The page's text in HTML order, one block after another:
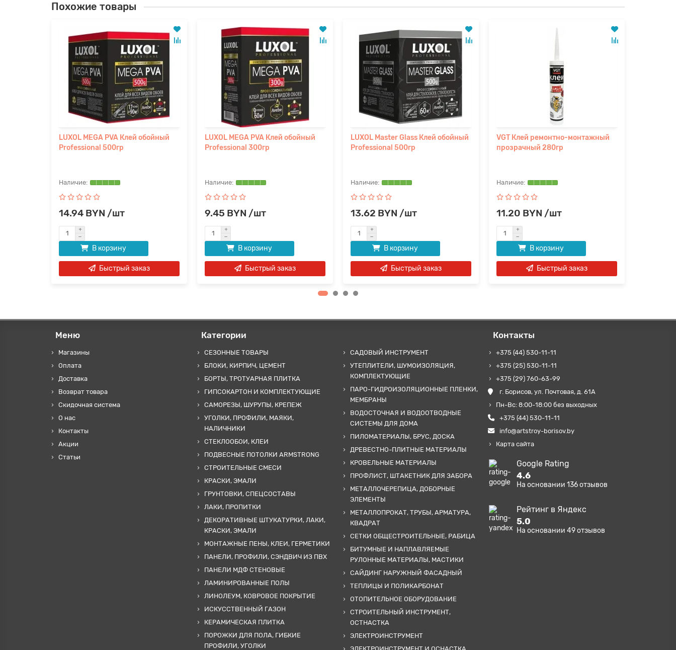
Похожие товары
LUXOL MEGA PVA Клей обойный
Professional 500гр
14.94 BYN /шт
В корзину
Быстрый заказ
LUXOL MEGA PVA Клей обойный
Professional 300гр
9.45 BYN /шт
В корзину
Быстрый заказ
LUXOL Master Glass Клей обойный
Professional 500гр
13.62 BYN /шт
В корзину
Быстрый заказ
VGT Клей ремонтно-монтажный
прозрачный 280гр
11.20 BYN /шт
В корзину
Быстрый заказ
Меню
Магазины
Оплата
Доставка
Возврат товара
Скидочная система
О нас
Контакты
Акции
Статьи
Категории
СЕЗОННЫЕ ТОВАРЫ
БЛОКИ, КИРПИЧ, ЦЕМЕНТ
БОРТЫ, ТРОТУАРНАЯ ПЛИТКА
ГИПСОКАРТОН И КОМПЛЕКТУЮЩИЕ
САМОРЕЗЫ, ШУРУПЫ, КРЕПЕЖ
УГОЛКИ, ПРОФИЛИ, МАЯКИ,
НАЛИЧНИКИ
СТЕКЛООБОИ, КЛЕИ
ПОДВЕСНЫЕ ПОТОЛКИ ARMSTRONG
СТРОИТЕЛЬНЫЕ СМЕСИ
КРАСКИ, ЭМАЛИ
ГРУНТОВКИ, СПЕЦСОСТАВЫ
ЛАКИ, ПРОПИТКИ
ДЕКОРАТИВНЫЕ ШТУКАТУРКИ, ЛАКИ,
КРАСКИ, ЭМАЛИ
МОНТАЖНЫЕ ПЕНЫ, КЛЕИ, ГЕРМЕТИКИ
ПАНЕЛИ, ПРОФИЛИ, СЭНДВИЧ ИЗ ПВХ
ПАНЕЛИ МДФ СТЕНОВЫЕ
ЛАМИНИРОВАННЫЕ ПОЛЫ
ЛИНОЛЕУМ, КОВРОВОЕ ПОКРЫТИЕ
ИСКУССТВЕННЫЙ ГАЗОН
КЕРАМИЧЕСКАЯ ПЛИТКА
ПОРОЖКИ ДЛЯ ПОЛА, ГИБКИЕ
ПРОФИЛИ, УГОЛКИ
САДОВЫЙ ИНСТРУМЕНТ
УТЕПЛИТЕЛИ, ШУМОИЗОЛЯЦИЯ,
КОМПЛЕКТУЮЩИЕ
ПАРО-ГИДРОИЗОЛЯЦИОННЫЕ ПЛЕНКИ,
МЕМБРАНЫ
ВОДОСТОЧНАЯ И ВОДООТВОДНЫЕ
СИСТЕМЫ ДЛЯ ДОМА
ПИЛОМАТЕРИАЛЫ, БРУС, ДОСКА
ДРЕВЕСТНО-ПЛИТНЫЕ МАТЕРИАЛЫ
КРОВЕЛЬНЫЕ МАТЕРИАЛЫ
ПРОФЛИСТ, ШТАКЕТНИК ДЛЯ ЗАБОРА
МЕТАЛЛОЧЕРЕПИЦА, ДОБОРНЫЕ
ЭЛЕМЕНТЫ
МЕТАЛЛОПРОКАТ, ТРУБЫ, АРМАТУРА,
КВАДРАТ
СЕТКИ ОБЩЕСТРОИТЕЛЬНЫЕ, РАБИЦА
БИТУМНЫЕ И НАПЛАВЛЯЕМЫЕ
РУЛОННЫЕ МАТЕРИАЛЫ, МАСТИКИ
САЙДИНГ НАРУЖНЫЙ ФАСАДНЫЙ
ТЕПЛИЦЫ И ПОЛИКАРБОНАТ
ОТОПИТЕЛЬНОЕ ОБОРУДОВАНИЕ
СТРОИТЕЛЬНЫЙ ИНСТРУМЕНТ,
ОСТНАСТКА
ЭЛЕКТРОИНСТРУМЕНТ
Контакты
+375 (44) 530-11-11
+375 (25) 530-11-11
+375 (29) 760-63-99
г. Борисов, ул. Почтовая, д. 61А
Пн-Вс: 8:00-18:00 без выходных
+375 (44) 530-11-11
info@artstroy-borisov.by
Карта сайта
Google Rating
4.6
На основании 136отзывов
Рейтинг в Яндекс
5.0
На основании 49отзывов